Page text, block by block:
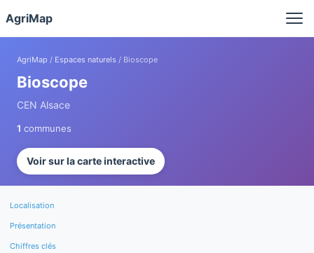
AgriMap
AgriMap / Espaces naturels / Bioscope
Bioscope
CEN Alsace
1 communes
Voir sur la carte interactive
Localisation
Présentation
Chiffres clés